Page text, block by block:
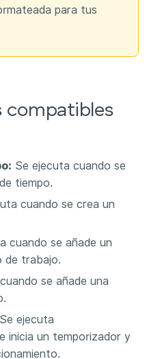
para tus
compatibles
Se ejecuta cuando se
tiempo.
cuando se crea un
cuando se añade un
de trabajo.
se añade una
Se ejecuta
inicia un temporizador y